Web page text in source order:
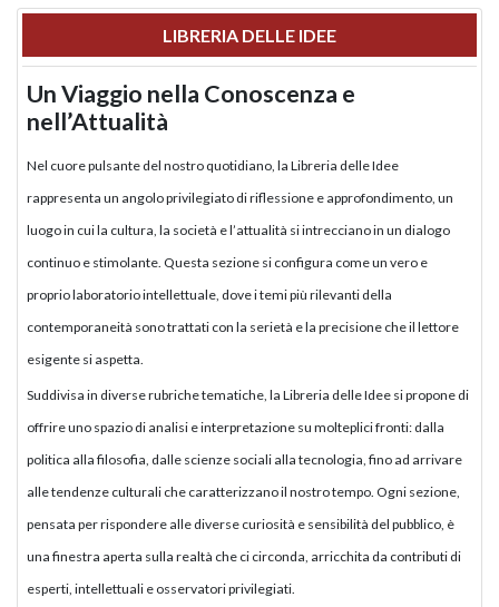
LIBRERIA DELLE IDEE
Un Viaggio nella Conoscenza e
nell’Attualità
Nel cuore pulsante del nostro quotidiano, la Libreria delle Idee
rappresenta un angolo privilegiato di riflessione e approfondimento, un
luogo in cui la cultura, la società e l’attualità si intrecciano in un dialogo
continuo e stimolante. Questa sezione si configura come un vero e
proprio laboratorio intellettuale, dove i temi più rilevanti della
contemporaneità sono trattati con la serietà e la precisione che il lettore
esigente si aspetta.
Suddivisa in diverse rubriche tematiche, la Libreria delle Idee si propone di
offrire uno spazio di analisi e interpretazione su molteplici fronti: dalla
politica alla filosofia, dalle scienze sociali alla tecnologia, fino ad arrivare
alle tendenze culturali che caratterizzano il nostro tempo. Ogni sezione,
pensata per rispondere alle diverse curiosità e sensibilità del pubblico, è
una finestra aperta sulla realtà che ci circonda, arricchita da contributi di
esperti, intellettuali e osservatori privilegiati.